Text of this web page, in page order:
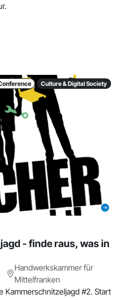
Culture & Digital Society
- finde raus, was in
Handwerkskammer für
Mittelfranken
Kammerschnitzeljagd #2. Start